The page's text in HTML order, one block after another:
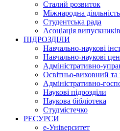
Сталий розвиток
Міжнародна діяльність
Студентська рада
Асоціація випускників
ПІДРОЗДІЛИ
Навчально-наукові
Навчально-наукові
Адміністративно-
Освітньо-виховний
Адміністративно-
Наукові підрозділи
Наукова бібліотека
Студмістечко
РЕСУРСИ
е-Університет